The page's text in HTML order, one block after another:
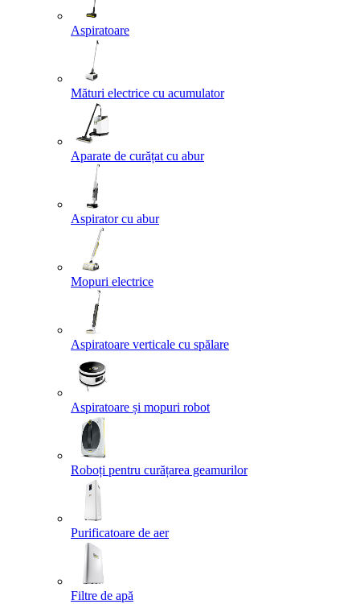
Aspiratoare
Mături electrice cu acumulator
Aparate de curățat cu abur
Aspirator cu abur
Mopuri electrice
Aspiratoare verticale cu spălare
Aspiratoare și mopuri robot
Roboți pentru curățarea geamurilor
Purificatoare de aer
Filtre de apă